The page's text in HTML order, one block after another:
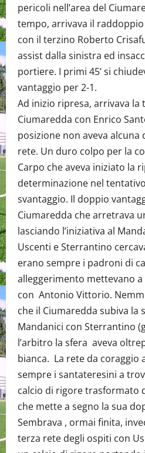
pericoli nell’area del
tempo, arrivava il
con il terzino Roberto
assist dalla sinistra ed
portiere. I primi 45’ si
vantaggio per 2-1.
Ad inizio ripresa, arrivava la
Ciumaredda con Enrico
posizione non aveva
rete. Un duro colpo per la
Carpo che aveva iniziato la
determinazione nel
svantaggio. Il doppio
Ciumaredda che arretrava
lasciando l’iniziativa al
Uscenti e Sterrantino
erano sempre i padroni di
alleggerimento mettevano
con Antonio Vittorio.
che il Ciumaredda subiva la
Mandanici con Sterrantino
l’arbitro la sfera aveva
bianca. La rete da coraggio
sempre i santateresini a
calcio di rigore trasformato
che mette a segno la sua
Sembrava , ormai finita,
terza rete degli ospiti con